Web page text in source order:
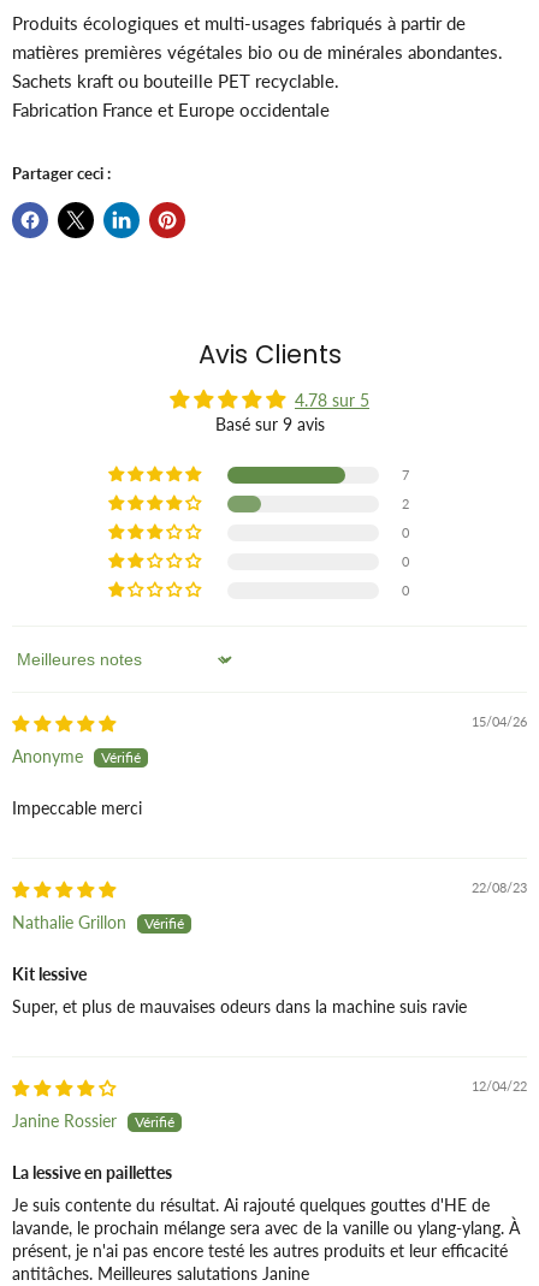
Produits écologiques et multi-usages fabriqués à partir de
matières premières végétales bio ou de minérales abondantes.
Sachets kraft ou bouteille PET recyclable.
Fabrication France et Europe occidentale
Partager ceci :
Avis Clients
4.78 sur 5
Basé sur 9 avis
7
2
0
0
0
Sort by
15/04/26
Anonyme
Impeccable merci
22/08/23
Nathalie Grillon
Kit lessive
Super, et plus de mauvaises odeurs dans la machine suis ravie
12/04/22
Janine Rossier
La lessive en paillettes
Je suis contente du résultat. Ai rajouté quelques gouttes d'HE de
lavande, le prochain mélange sera avec de la vanille ou ylang-ylang. À
présent, je n'ai pas encore testé les autres produits et leur efficacité
antitâches. Meilleures salutations Janine